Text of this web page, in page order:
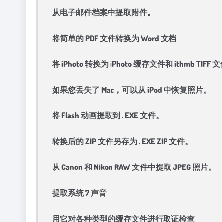
从电子邮件档案中提取附件。
将简单的 PDF 文件转换为 Word 文档
将 iPhoto 转换为 iPhoto 缓存文件和 ithmb TIFF
如果您丢失了 Mac，可以从 iPod 中恢复照片。
将 Flash 动画提取到 . EXE 文件。
转换后的 ZIP 文件另存为 . EXE ZIP 文件。
从 Canon 和 Nikon RAW 文件中提取 JPEG 照片。
提取系统 7 声音
用它对各种类型的缓存文件进行取证检查